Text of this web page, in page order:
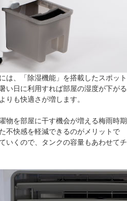
は、「除湿機能」を搭載したスポット
い日に利用すれば部屋の湿度が下がる
りも快適さが増します。
物を部屋に干す機会が増える梅雨時期
不快感を軽減できるのがメリットで
いくので、タンクの容量もあわせてチ